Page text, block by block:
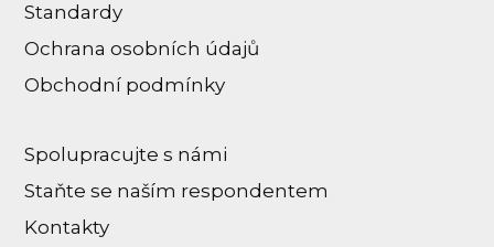
Standardy
Ochrana osobních údajů
Obchodní podmínky
Spolupracujte s námi
Staňte se naším respondentem
Kontakty